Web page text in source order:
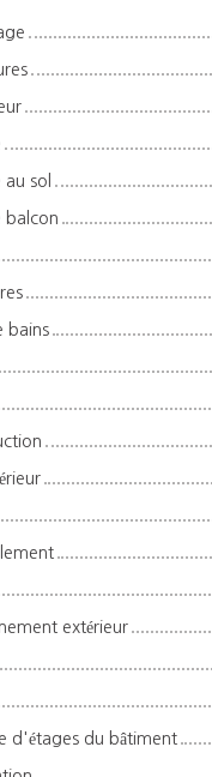
au sol
balcon
bains
extérieur
d'étages du bâtiment